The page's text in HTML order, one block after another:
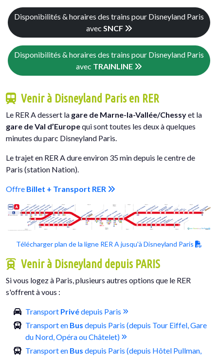
Disponibilités & horaires des trains pour Disneyland Paris
avec SNCF
Disponibilités & horaires des trains pour Disneyland Paris
avec TRAINLINE
Venir à Disneyland Paris en RER
Le RER A dessert la gare de Marne-la-Vallée/Chessyet la
gare de Val d’Europequi sont toutes les deux à quelques
minutes du parc Disneyland Paris.
Le trajet en RER A dure environ 35 min depuis le centre de
Paris (station Nation).
Offre Billet + Transport RER
Télécharger plan de la ligne RER A jusqu'à Disneyland Paris
Venir à Disneyland depuis PARIS
Si vous logez à Paris, plusieurs autres options que le RER
s'offrent à vous :
Transport Privédepuis Paris
Transport en Bus depuis Paris (depuis Tour Eiffel, Gare
du Nord, Opéra ou Châtelet)
Transport en Bus depuis Paris (depuis Hôtel Pullman,